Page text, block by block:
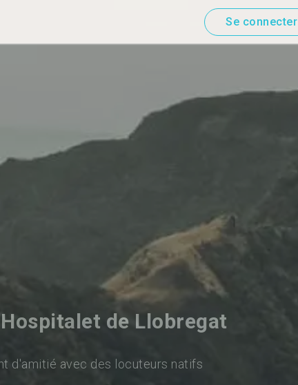
Se connecter
de Llobregat
d'amitié avec des locuteurs natifs